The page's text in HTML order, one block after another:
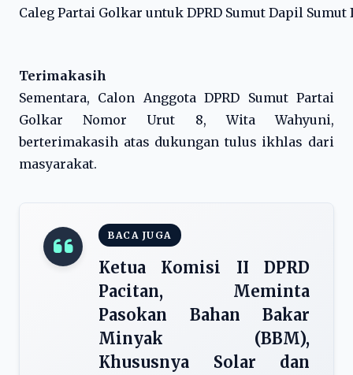
Caleg Partai Golkar untuk DPRD Sumut Dapil
Terimakasih
Sementara, Calon Anggota DPRD Sumut Partai
Golkar Nomor Urut 8, Wita Wahyuni,
berterimakasih atas dukungan tulus ikhlas dari
masyarakat.
BACA JUGA
Ketua Komisi II DPRD
Pacitan, Meminta
Pasokan Bahan Bakar
Minyak (BBM),
Khususnya Solar dan